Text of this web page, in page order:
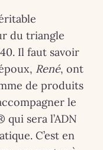
du triangle
Il faut savoir
René, ont
de produits
le
qui sera l’ADN
C’est en